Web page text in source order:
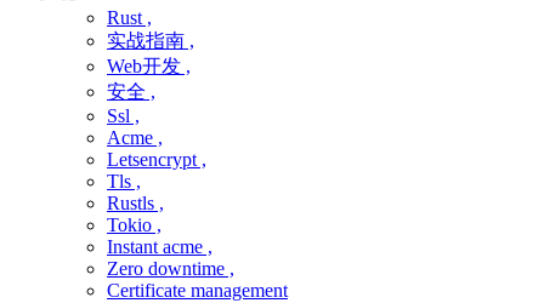
Rust ,
实战指南 ,
Web开发 ,
安全 ,
Ssl ,
Acme ,
Letsencrypt ,
Tls ,
Rustls ,
Tokio ,
Instant acme ,
Zero downtime ,
Certificate management